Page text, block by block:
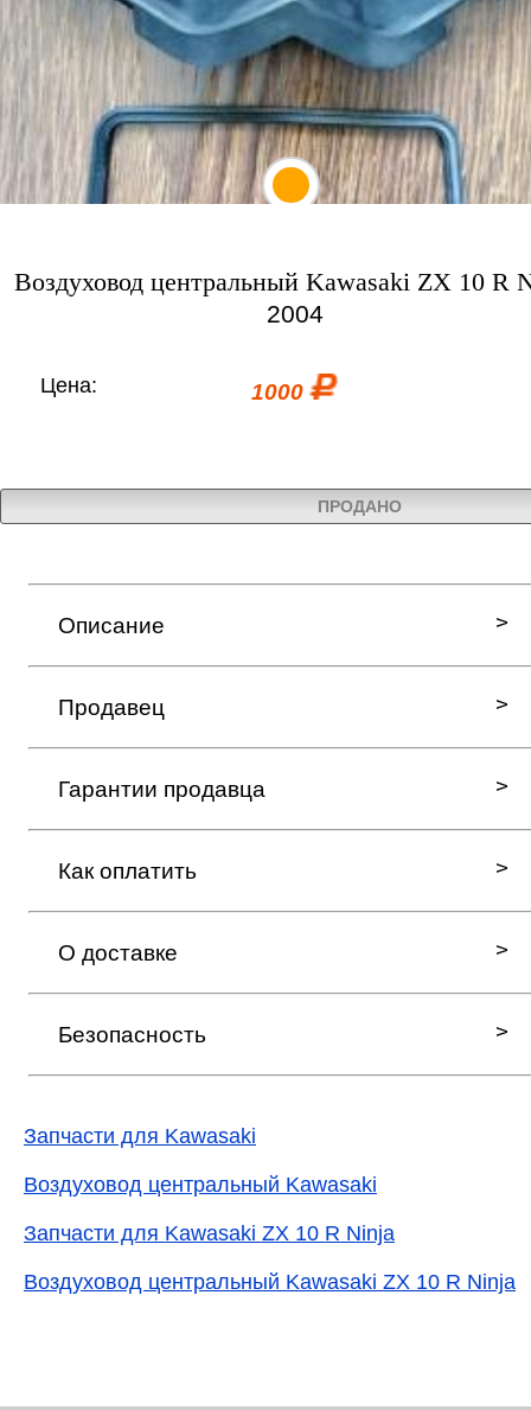
Воздуховод центральный Kawasaki ZX 10 R
2004
Цена: 1000
ПРОДАНО
Описание
Продавец
Гарантии продавца
Как оплатить
О доставке
Безопасность
Запчасти для Kawasaki
Воздуховод центральный Kawasaki
Запчасти для Kawasaki ZX 10 R Ninja
Воздуховод центральный Kawasaki ZX 10 R Ninja